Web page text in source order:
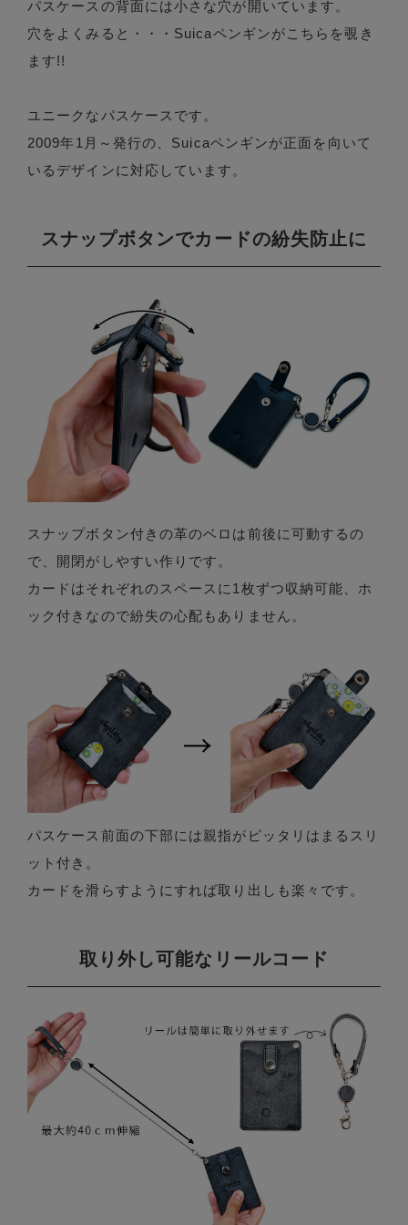
パスケースの背面には小さな穴が開いています。
穴をよくみると・・・Suicaペンギンがこちらを覗き
ます!!
ユニークなパスケースです。
2009年1月～発行の、Suicaペンギンが正面を向いて
いるデザインに対応しています。
スナップボタンでカードの紛失防止に
スナップボタン付きの革のベロは前後に可動するの
で、開閉がしやすい作りです。
カードはそれぞれのスペースに1枚ずつ収納可能、ホ
ック付きなので紛失の心配もありません。
パスケース前面の下部には親指がピッタリはまるスリ
ット付き。
カードを滑らすようにすれば取り出しも楽々です。
取り外し可能なリールコード